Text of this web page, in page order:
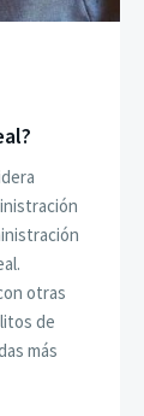
otras
de
más